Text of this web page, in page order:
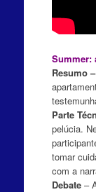
Summer:
Resumo –
Parte
pelúcia.
tomar
com a
Debate–